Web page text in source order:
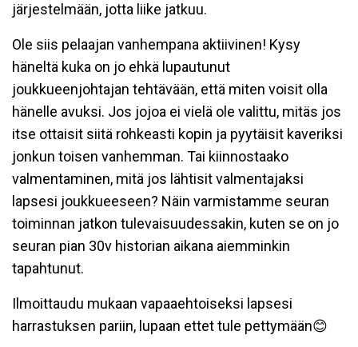
järjestelmään, jotta liike jatkuu.
Ole siis pelaajan vanhempana aktiivinen! Kysy
häneltä kuka on jo ehkä lupautunut
joukkueenjohtajan tehtävään, että miten voisit olla
hänelle avuksi. Jos jojoa ei vielä ole valittu, mitäs jos
itse ottaisit siitä rohkeasti kopin ja pyytäisit kaveriksi
jonkun toisen vanhemman. Tai kiinnostaako
valmentaminen, mitä jos lähtisit valmentajaksi
lapsesi joukkueeseen? Näin varmistamme seuran
toiminnan jatkon tulevaisuudessakin, kuten se on jo
seuran pian 30v historian aikana aiemminkin
tapahtunut.
Ilmoittaudu mukaan vapaaehtoiseksi lapsesi
harrastuksen pariin, lupaan ettet tule pettymään😊